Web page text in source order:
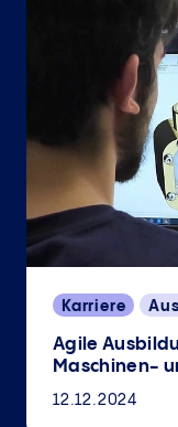
Karriere
Agile
Maschinen-
12.12.2024